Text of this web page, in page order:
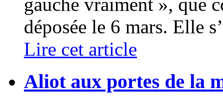
gauche vraiment », que
déposée le 6 mars. Elle
Lire cet article
Aliot aux portes de la